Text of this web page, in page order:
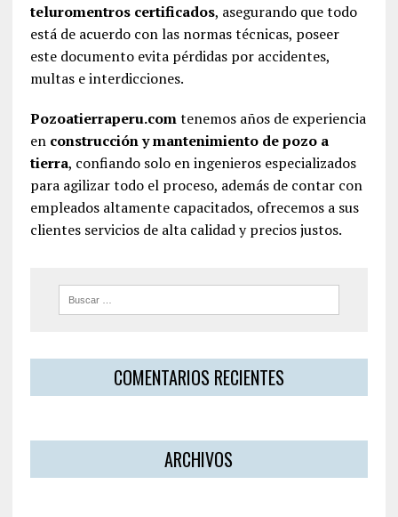
teluromentros certificados, asegurando que todo
está de acuerdo con las normas técnicas, poseer
este documento evita pérdidas por accidentes,
multas e interdicciones.
Pozoatierraperu.comtenemos años de experiencia
en construcción y mantenimiento de pozo a
tierra, confiando solo en ingenieros especializados
para agilizar todo el proceso, además de contar con
empleados altamente capacitados, ofrecemos a sus
clientes servicios de alta calidad y precios justos.
COMENTARIOS RECIENTES
ARCHIVOS